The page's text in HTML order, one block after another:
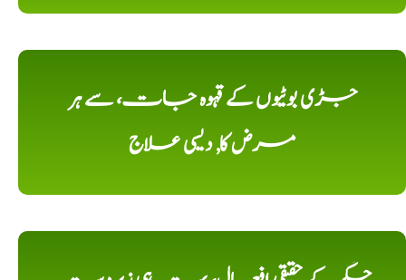
جڑی بوٹیوں کے قہوہ جات، سے ہر
مرض کا, دیسی علاج